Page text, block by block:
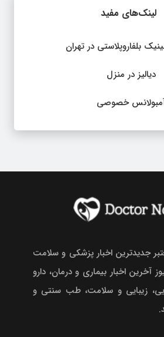
لینک‌های مفید
بلفاروپلاستی در تهران
دیالیز در منزل
خصوصی
جدیدترین اخبار پزشکی و سلامت
آخرین اخبار بیماری و درمان، دارو
زیبایی و سلامت، طب سنتی و